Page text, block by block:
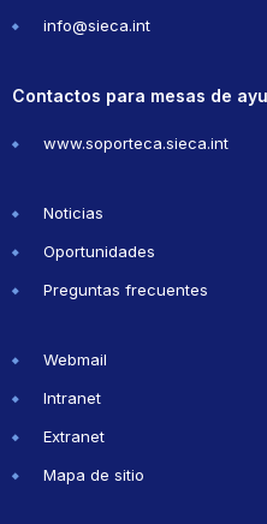
info@sieca.int
Contactos para mesas de
www.soporteca.sieca.int
Noticias
Oportunidades
Preguntas frecuentes
Webmail
Intranet
Extranet
Mapa de sitio